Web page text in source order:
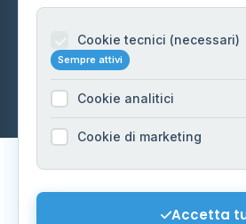
© 2026 - Distributori di GPL -AF
Carpi
Dati forniti daMinistero delle
Cookie tecnici (necessari)
Sempre attivi
Cookie analitici
Cookie di marketing
Accetta